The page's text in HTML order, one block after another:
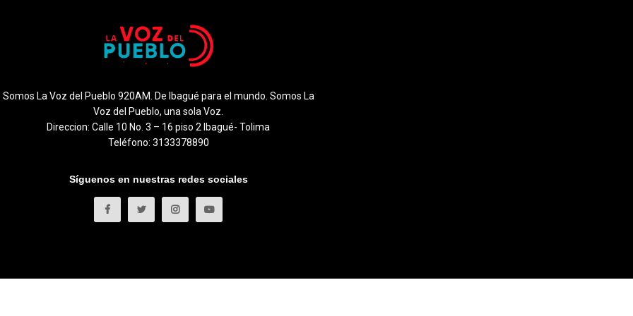
Somos La Voz del Pueblo 920AM. De Ibagué para el mundo. Somos La
Voz del Pueblo, una sola Voz.
Direccion: Calle 10 No. 3 – 16 piso 2 Ibagué- Tolima
Teléfono: 3133378890
Síguenos en nuestras redes sociales